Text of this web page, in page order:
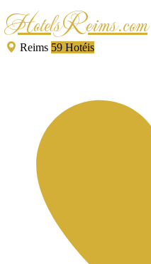
HotelsReims.com
Reims 59 Hotéis